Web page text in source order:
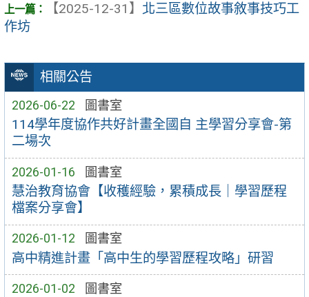
相關公告
2026-06-22 圖書室
114學年度協作共好計畫全國自 主學習分享會-第
二場次
2026-01-16 圖書室
慧治教育協會【收穫經驗，累積成長｜學習歷程
檔案分享會】
2026-01-12 圖書室
高中精進計畫「高中生的學習歷程攻略」研習
2026-01-02 圖書室
【2025-12-31】 北三區數位故事敘事技巧工
作坊